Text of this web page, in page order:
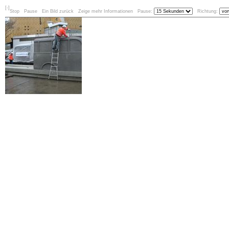
[-]
Stop Pause Ein Bild zurück Zeige mehr Informationen Pause: Richtung: